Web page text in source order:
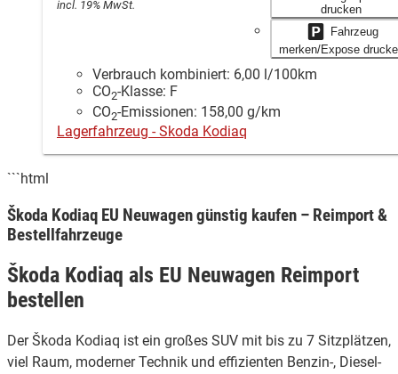
incl. 19% MwSt.
drucken
Fahrzeug
merken/Expose
Verbrauch kombiniert: 6,00 l/100km
CO2-Klasse: F
CO2-Emissionen: 158,00 g/km
Lagerfahrzeug - Skoda Kodiaq
```html
Škoda Kodiaq EU Neuwagen günstig kaufen – Reimport &
Bestellfahrzeuge
Škoda Kodiaq als EU Neuwagen Reimport
bestellen
Der Škoda Kodiaq ist ein großes SUV mit bis zu 7 Sitzplätzen,
viel Raum, moderner Technik und effizienten Benzin-, Diesel-